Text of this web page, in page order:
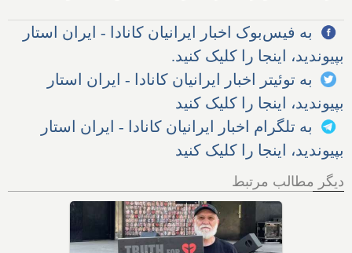
به فیس‌بوک اخبار ایرانیان کانادا - ایران استار
بپیوندید، اینجا را کلیک کنید.
به توئیتر اخبار ایرانیان کانادا - ایران استار
بپیوندید، اینجا را کلیک کنید
به تلگرام اخبار ایرانیان کانادا - ایران استار
بپیوندید، اینجا را کلیک کنید
دیگر مطالب مرتبط